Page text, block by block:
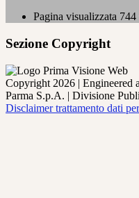
Pagina visualizzata 744
Sezione Copyright
Copyright 2026 | Engineered
Parma S.p.A. | Divisione
Disclaimer trattamento dati